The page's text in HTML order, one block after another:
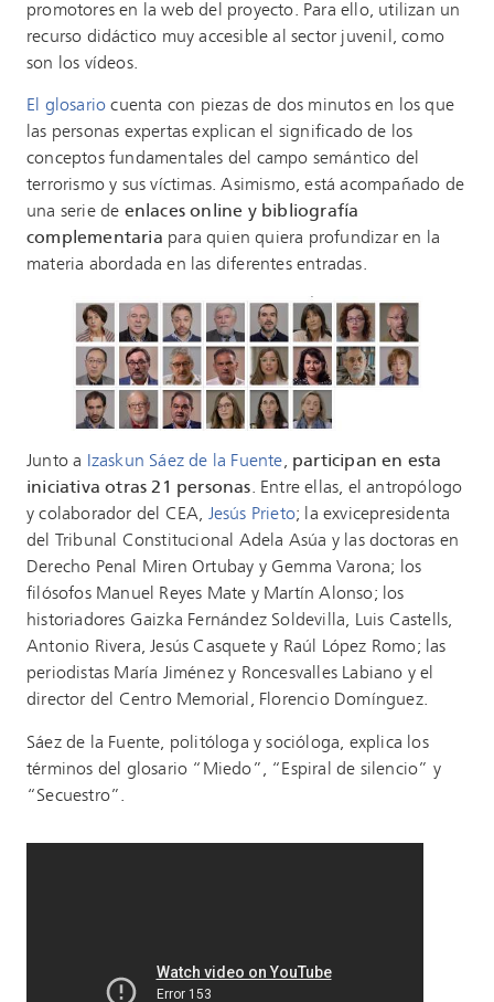
promotores en la web del proyecto. Para ello, utilizan un
recurso didáctico muy accesible al sector juvenil, como
son los vídeos.
El glosariocuenta con piezas de dos minutos en los que
las personas expertas explican el significado de los
conceptos fundamentales del campo semántico del
terrorismo y sus víctimas. Asimismo, está acompañado de
una serie de enlaces online y bibliografía
complementaria para quien quiera profundizar en la
materia abordada en las diferentes entradas.
Junto a Izaskun Sáez de la Fuente, participan en esta
iniciativa otras 21 personas. Entre ellas, el antropólogo
y colaborador del CEA, Jesús Prieto; la exvicepresidenta
del Tribunal Constitucional Adela Asúa y las doctoras en
Derecho Penal Miren Ortubay y Gemma Varona; los
filósofos Manuel Reyes Mate y Martín Alonso; los
historiadores Gaizka Fernández Soldevilla, Luis Castells,
Antonio Rivera, Jesús Casquete y Raúl López Romo; las
periodistas María Jiménez y Roncesvalles Labiano y el
director del Centro Memorial, Florencio Domínguez.
Sáez de la Fuente, politóloga y socióloga, explica los
términos del glosario “Miedo”, “Espiral de silencio” y
“Secuestro”.